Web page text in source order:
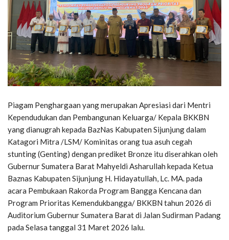
Piagam Penghargaan yang merupakan Apresiasi dari Mentri
Kependudukan dan Pembangunan Keluarga/ Kepala BKKBN
yang dianugrah kepada BazNas Kabupaten Sijunjung dalam
Katagori Mitra /LSM/ Kominitas orang tua asuh cegah
stunting (Genting) dengan prediket Bronze itu diserahkan oleh
Gubernur Sumatera Barat Mahyeldi Asharullah kepada Ketua
Baznas Kabupaten Sijunjung H. Hidayatullah, Lc. MA. pada
acara Pembukaan Rakorda Program Bangga Kencana dan
Program Prioritas Kemendukbangga/ BKKBN tahun 2026 di
Auditorium Gubernur Sumatera Barat di Jalan Sudirman Padang
pada Selasa tanggal 31 Maret 2026 lalu.